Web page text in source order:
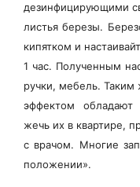
дезинфицирующими
листья березы.
кипятком и
1 час. Полученным
ручки, мебель. Таким
эффектом
жечь их в квартире,
с врачом. Многие
положении».